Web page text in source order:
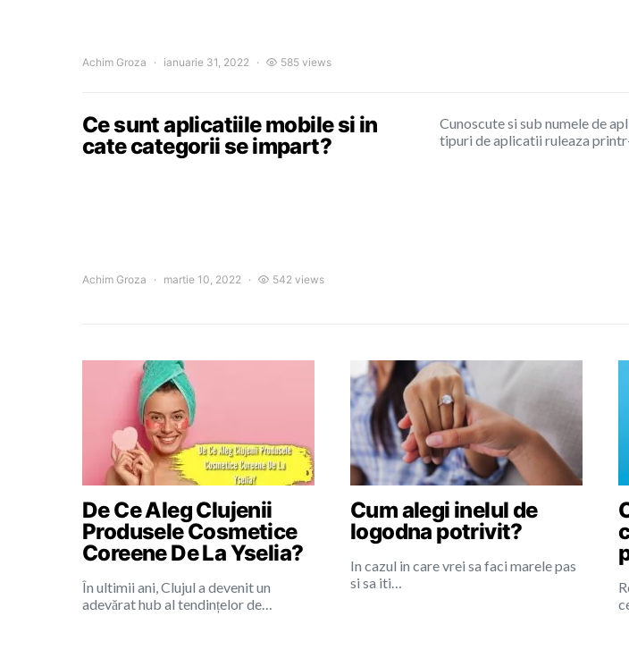
Achim Groza ianuarie 31, 2022 585 views
Ce sunt aplicatiile mobile si in
cate categorii se impart?
Cunoscute si sub numele de
tipuri de aplicatii ruleaza
Achim Groza martie 10, 2022 542 views
De Ce Aleg Clujenii
Produsele Cosmetice
Coreene De La Yselia?
În ultimii ani, Clujul a devenit un
adevărat hub al tendințelor de…
Cum alegi inelul de
logodna potrivit?
In cazul in care vrei sa faci marele pas
si sa iti…